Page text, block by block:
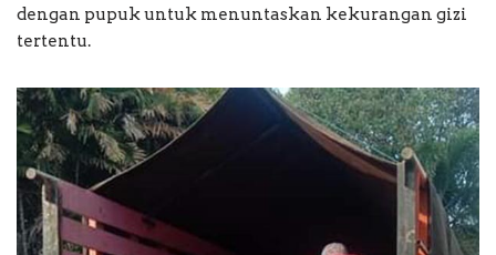
dengan pupuk untuk menuntaskan kekurangan gizi
tertentu.